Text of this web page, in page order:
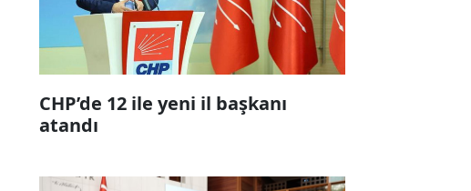
CHP’de 12 ile yeni il başkanı
atandı